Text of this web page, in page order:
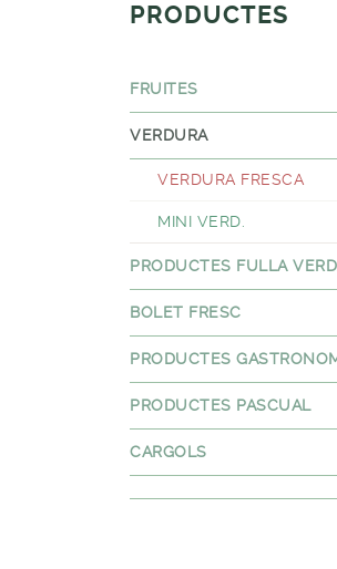
PRODUCTES
FRUITES
VERDURA
VERDURA FRESCA
MINI VERD.
PRODUCTES FULLA
BOLET FRESC
PRODUCTES
PRODUCTES PASCUAL
CARGOLS